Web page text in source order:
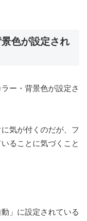
色が設定され
ー・背景色が設定さ
気が付くのだが、フ
ることに気づくこと
」に設定されている